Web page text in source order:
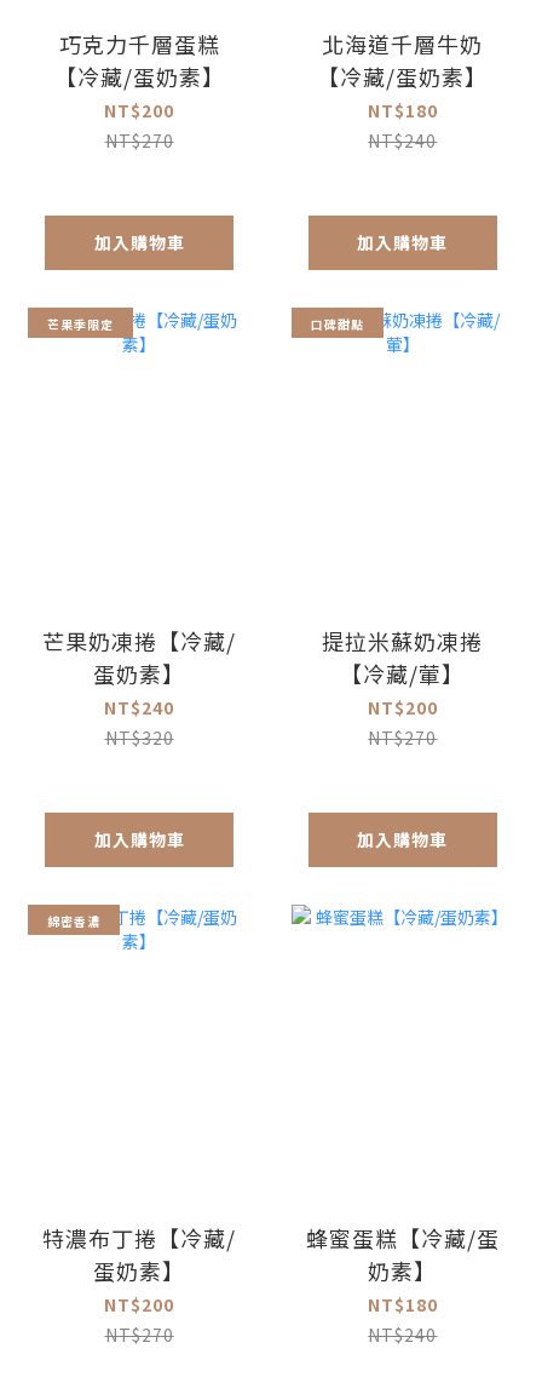
巧克力千層蛋糕
【冷藏/蛋奶素】
NT$200
NT$270
加入購物車
北海道千層牛奶
【冷藏/蛋奶素】
NT$180
NT$240
加入購物車
芒果季限定
芒果奶凍捲【冷藏/
蛋奶素】
NT$240
NT$320
加入購物車
口碑甜點
提拉米蘇奶凍捲
【冷藏/葷】
NT$200
NT$270
加入購物車
綿密香濃
特濃布丁捲【冷藏/
蛋奶素】
NT$200
NT$270
蜂蜜蛋糕【冷藏/蛋
奶素】
NT$180
NT$240